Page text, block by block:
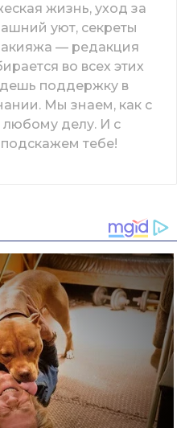
жизнь, уход за
уют, секреты
— редакция
во всех этих
поддержку в
Мы знаем, как с
делу. И с
тебе!